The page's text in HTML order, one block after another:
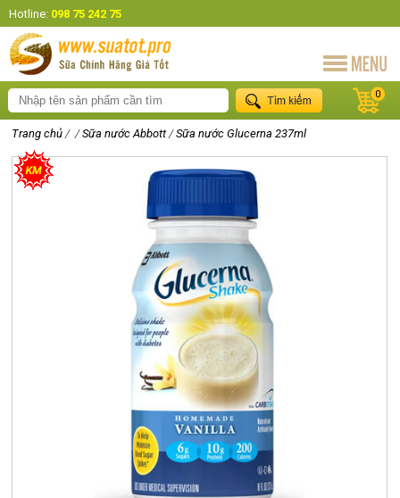
Hotline: 098 75 242 75
0
Trang chủ / / Sữa nước Abbott / Sữa nước Glucerna 237ml